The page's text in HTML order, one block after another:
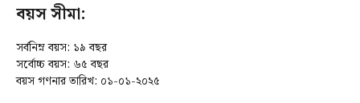
বয়স সীমা:
সর্বনিম্ন বয়স: ১৯ বছর
সর্বোচ্চ বয়স: ৬৫ বছর
বয়স গণনার তারিখ: ০১-০১-২০২৫